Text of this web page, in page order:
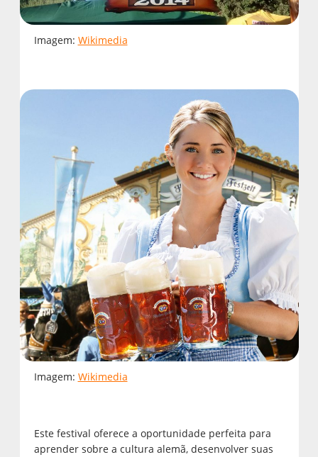
Imagem: Wikimedia
Imagem: Wikimedia
Este festival oferece a oportunidade perfeita para
aprender sobre a cultura alemã, desenvolver suas